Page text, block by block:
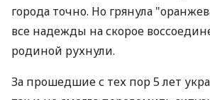
города точно. Но грянула
все надежды на скорое
родиной рухнули.
За прошедшие с тех пор 5 лет